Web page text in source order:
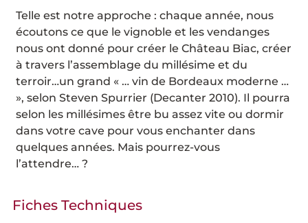
Telle est notre approche : chaque année, nous
écoutons ce que le vignoble et les vendanges
nous ont donné pour créer le Château Biac, créer
à travers l’assemblage du millésime et du
terroir…un grand « … vin de Bordeaux moderne …
», selon Steven Spurrier (Decanter 2010). Il pourra
selon les millésimes être bu assez vite ou dormir
dans votre cave pour vous enchanter dans
quelques années. Mais pourrez-vous
l’attendre… ?
Fiches Techniques